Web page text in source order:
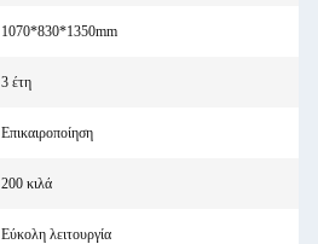
1070*830*1350mm
3 έτη
Επικαιροποίηση
200 κιλά
Εύκολη λειτουργία